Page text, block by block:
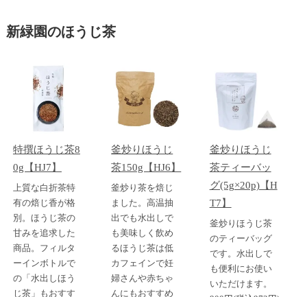
新緑園のほうじ茶
特撰ほうじ茶8
0g【HJ7】
上質な白折茶特
有の焙じ香が格
別。ほうじ茶の
甘みを追求した
商品。フィルタ
ーインボトルで
の「水出しほう
じ茶」もおすす
釜炒りほうじ
茶150g【HJ6】
釜炒り茶を焙じ
ました。高温抽
出でも水出しで
も美味しく飲め
るほうじ茶は低
カフェインで妊
婦さんや赤ちゃ
んにもおすすめ
釜炒りほうじ
茶ティーバッ
グ(5g×20p)【H
T7】
釜炒りほうじ茶
のティーバッグ
です。水出しで
も便利にお使い
いただけます。